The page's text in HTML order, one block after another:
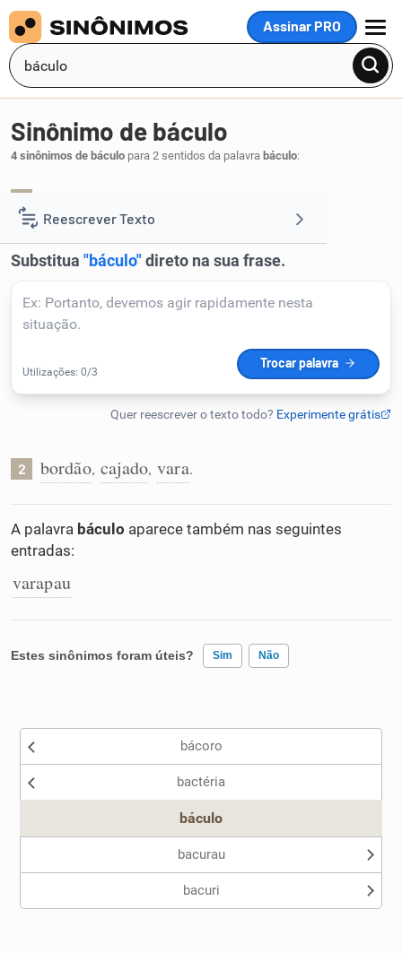
Assinar PRO
MENU
Reescrever Texto
Resumir Texto
Corrigir Texto
Detector de IA
Humanizador de IA
Cata-letras
Caça-palavras
Sinônimo de báculo
4 sinônimos de báculo para 2 sentidos da palavra báculo:
2 bordão, cajado, vara.
A palavra báculo aparece também nas seguintes
entradas:
varapau
Estes sinônimos foram úteis? Sim Não
Nenhum dos sinônimos apresentados me ajudou
bácoro
bactéria
báculo
bacurau
bacuri